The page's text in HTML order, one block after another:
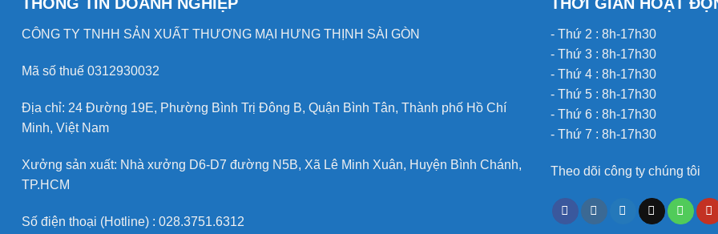
THÔNG TIN DOANH NGHIỆP
CÔNG TY TNHH SẢN XUẤT THƯƠNG MẠI HƯNG THỊNH SÀI GÒN
Mã số thuế 0312930032
Địa chỉ: 24 Đường 19E, Phường Bình Trị Đông B, Quận Bình Tân, Thành phố Hồ Chí
Minh, Việt Nam
Xưởng sản xuất: Nhà xưởng D6-D7 đường N5B, Xã Lê Minh Xuân, Huyện Bình Chánh,
TP.HCM
Số điện thoại (Hotline) : 028.3751.6312
THỜI GIAN HOẠT
- Thứ 2 : 8h-17h30
- Thứ 3 : 8h-17h30
- Thứ 4 : 8h-17h30
- Thứ 5 : 8h-17h30
- Thứ 6 : 8h-17h30
- Thứ 7 : 8h-17h30
Theo dõi công ty chúng tôi